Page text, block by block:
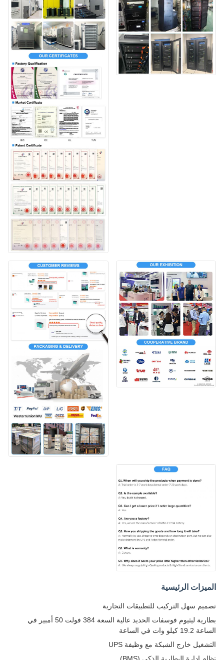
الميزات الرئيسية
تصميم سهل التركيب للتطبيقات التجارية
بطارية ليثيوم فوسفات الحديد عالية السعة 384 فولت 50 أمبير في
الساعة 19.2 كيلو وات في الساعة
التشغيل خارج الشبكة مع وظيفة UPS